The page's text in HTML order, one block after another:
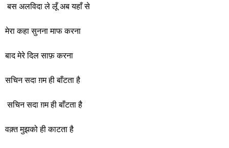
बस अलविदा ले लूँ अब यहाँ से
मेरा कहा सुनना माफ करना
बाद मेरे दिल साफ़ करना
सचिन सदा ग़म ही बाँटता है
सचिन सदा ग़म ही बाँटता है
वक़्त मुझको ही काटता है